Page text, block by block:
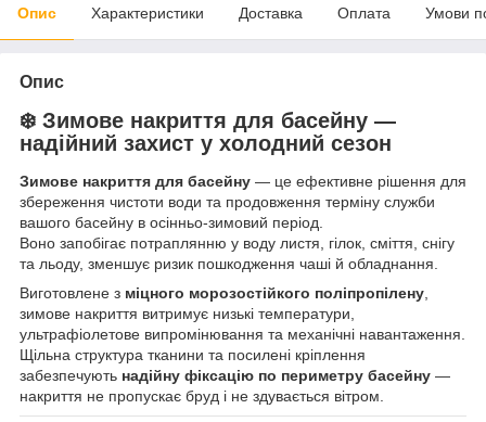
Опис Характеристики Доставка Оплата Умови
Опис
❄️ Зимове накриття для басейну —
надійний захист у холодний сезон
Зимове накриття для басейну — це ефективне рішення для
збереження чистоти води та продовження терміну служби
вашого басейну в осінньо-зимовий період.
Воно запобігає потраплянню у воду листя, гілок, сміття, снігу
та льоду, зменшує ризик пошкодження чаші й обладнання.
Виготовлене з міцного морозостійкого поліпропілену,
зимове накриття витримує низькі температури,
ультрафіолетове випромінювання та механічні навантаження.
Щільна структура тканини та посилені кріплення
забезпечують надійну фіксацію по периметру басейну —
накриття не пропускає бруд і не здувається вітром.